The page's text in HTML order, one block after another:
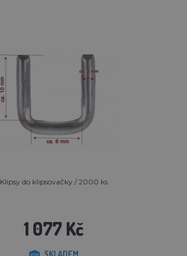
Klipsy do klipsovačky / 2000 ks
1 077 Kč
SKLADEM